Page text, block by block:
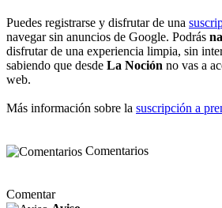
Puedes registrarse y disfrutar de una
navegar sin anuncios de Google. Podrás
disfrutar de una experiencia limpia, sin
sabiendo que desde La Noción no vas a
web.
Más información sobre la suscripción a
Comentarios
Comentar